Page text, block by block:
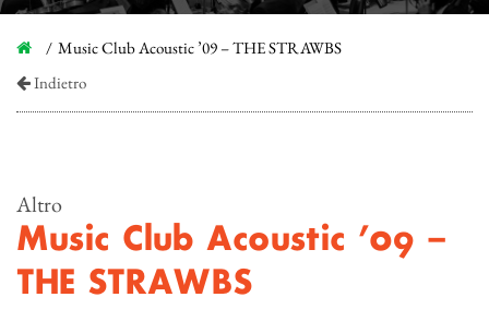
Music Club Acoustic ’09 – THE STRAWBS
Indietro
Altro
Music Club Acoustic ’09 –
THE STRAWBS